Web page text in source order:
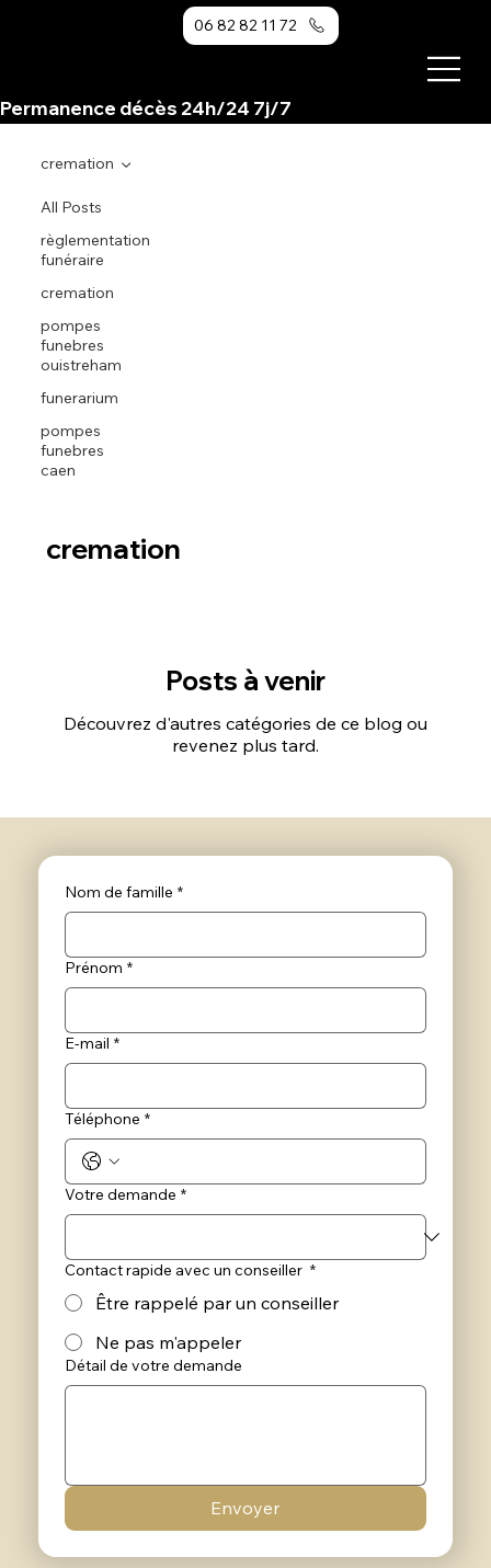
06 82 82 11 72
Permanence
All Posts
règlementation
funéraire
cremation
pompes
funebres
ouistreham
funerarium
pompes
funebres
caen
cremation
cremation
Posts à venir
Découvrez d'autres catégories de ce blog ou
revenez plus tard.
Nom de famille *
Prénom *
E‑mail *
Téléphone *
Votre demande *
Contact rapide avec un conseiller *
Être rappelé par un conseiller
Ne pas m'appeler
Détail de votre demande
Envoyer